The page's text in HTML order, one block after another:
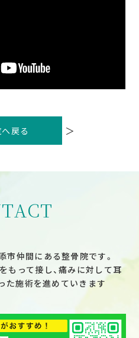
＞
戻る
市仲間にある整骨院です。
もって接し、痛みに対して耳
た施術を進めていきます